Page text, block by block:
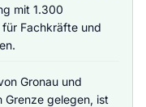
mit 1.300
Fachkräfte und
Gronau und
Grenze gelegen, ist